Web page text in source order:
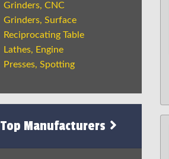
Grinders, CNC
Grinders, Surface
Reciprocating Table
Lathes, Engine
Presses, Spotting
Top Manufacturers